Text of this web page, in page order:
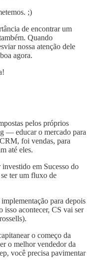
;)
de encontrar um
Quando
nossa atenção dele
agora.
pelos próprios
— educar o mercado para
foi vendas, para
até eles.
em Sucesso do
ter um fluxo de
para depois
isso acontecer, CS vai ser
o começo da
o melhor vendedor da
você precisa pavimentar